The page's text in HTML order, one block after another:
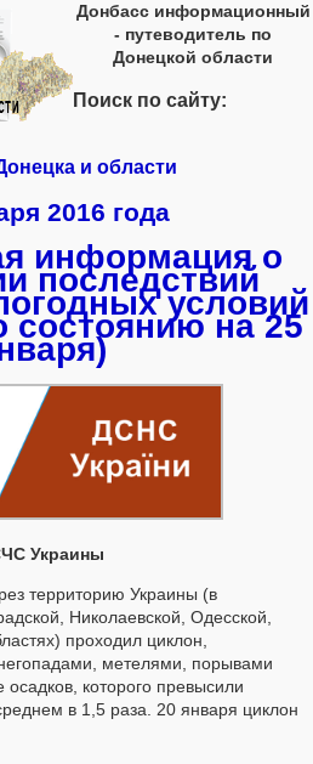
Донбасс информационный
- путеводитель по
Донецкой области
Поиск по сайту:
и области
2016 года
информация о
последствий
условий
состоянию на 25
Украины
территорию Украины (в
Николаевской, Одесской,
проходил циклон,
метелями, порывами
которого превысили
в 1,5 раза. 20 января циклон